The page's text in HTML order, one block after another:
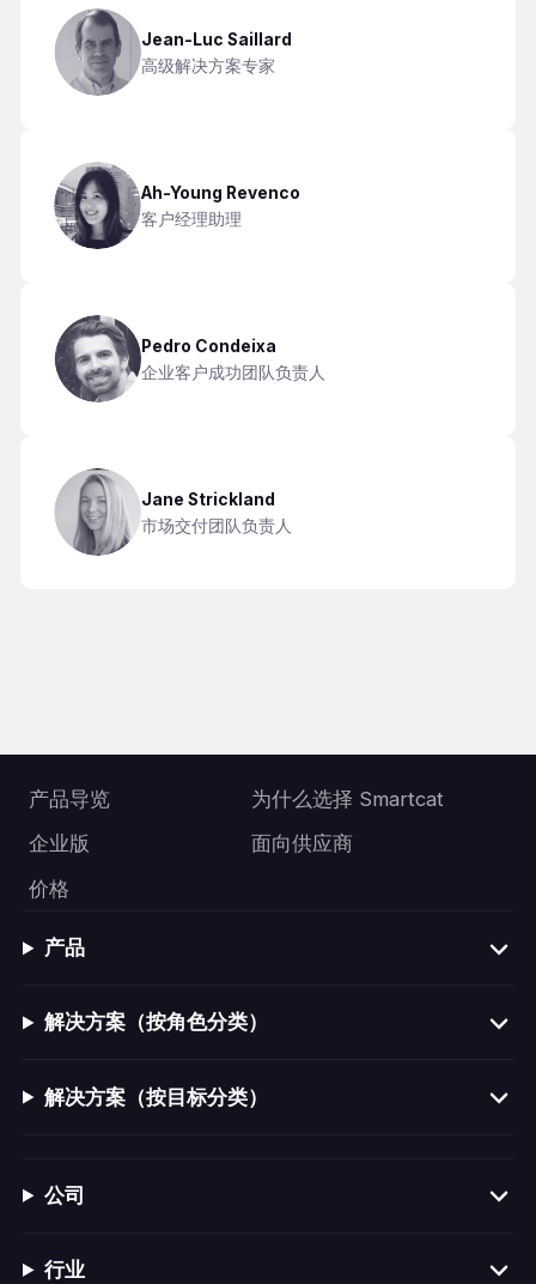
Jean-Luc Saillard
高级解决方案专家
Ah-Young Revenco
客户经理助理
Pedro Condeixa
企业客户成功团队负责人
Jane Strickland
市场交付团队负责人
产品导览
为什么选择 Smartcat
企业版
面向供应商
价格
产品
解决方案（按角色分类）
解决方案（按目标分类）
公司
行业